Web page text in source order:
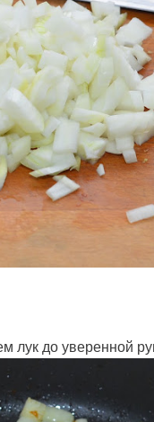
лук до уверенной